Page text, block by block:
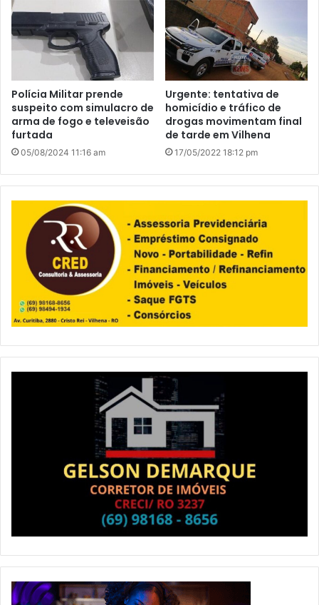
Polícia Militar prende
suspeito com simulacro de
arma de fogo e televeisão
furtada
05/08/2024 11:16 am
Urgente: tentativa de
homicídio e tráfico de
drogas movimentam final
de tarde em Vilhena
17/05/2022 18:12 pm